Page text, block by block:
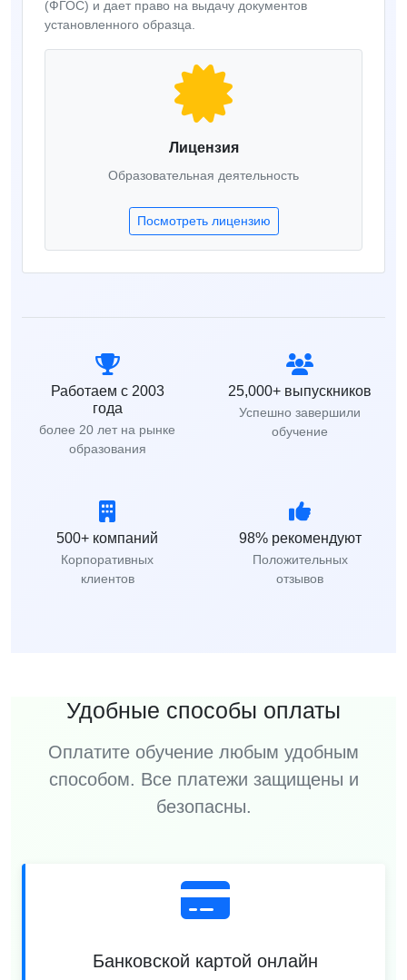
(ФГОС) и дает право на выдачу документов
установленного образца.
Лицензия
Образовательная деятельность
Посмотреть лицензию
Работаем с 2003
года
более 20 лет на рынке
образования
25,000+ выпускников
Успешно завершили
обучение
500+ компаний
Корпоративных
клиентов
98% рекомендуют
Положительных
отзывов
Удобные способы оплаты
Оплатите обучение любым удобным
способом. Все платежи защищены и
безопасны.
Банковской картой онлайн